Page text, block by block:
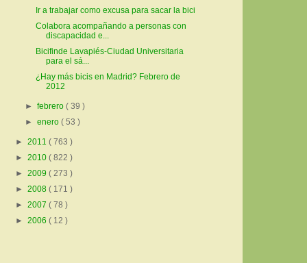
Ir a trabajar como excusa para sacar la bici
Colabora acompañando a personas con
discapacidad e...
Bicifinde Lavapiés-Ciudad Universitaria
para el sá...
¿Hay más bicis en Madrid? Febrero de
2012
►febrero( 39 )
►enero( 53 )
► 2011 ( 763 )
► 2010 ( 822 )
► 2009 ( 273 )
► 2008 ( 171 )
► 2007 ( 78 )
► 2006 ( 12 )